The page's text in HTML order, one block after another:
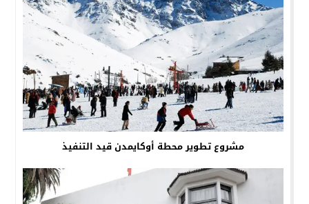
مشروع تطوير محطة أوكايمدن قيد التنفيذ